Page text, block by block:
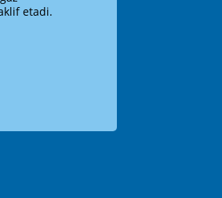
etadi.